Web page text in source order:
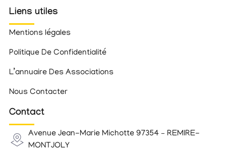
Liens utiles
Mentions légales
Politique De Confidentialité
L’annuaire Des Associations
Nous Contacter
Contact
Avenue Jean-Marie Michotte 97354 – REMIRE-
MONTJOLY